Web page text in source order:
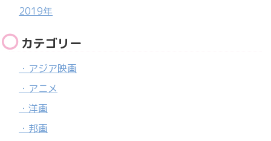
2019年
カテゴリー
・アジア映画
・アニメ
・洋画
・邦画